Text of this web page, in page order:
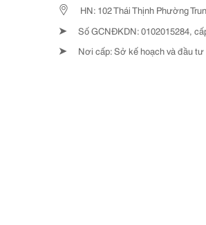
HN: 102 Thái Thịnh Phường
➤ Số GCNĐKDN: 0102015284,
➤ Nơi cấp: Sở kế hoạch và đầu tư